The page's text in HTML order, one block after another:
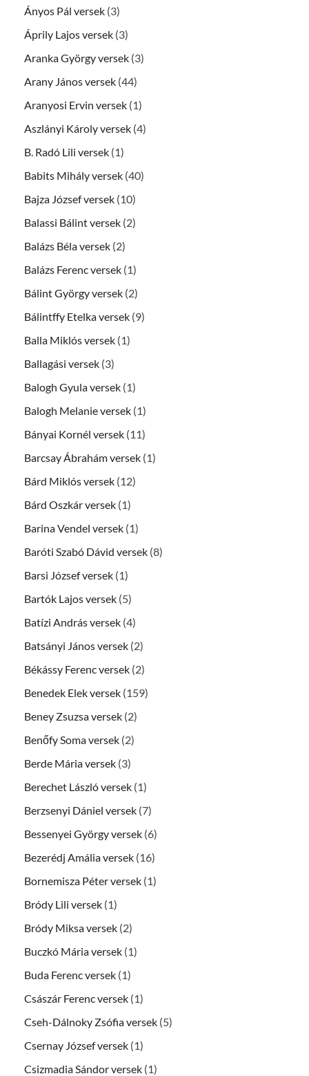
Ányos Pál versek (3)
Áprily Lajos versek (3)
Aranka György versek (3)
Arany János versek (44)
Aranyosi Ervin versek (1)
Aszlányi Károly versek (4)
B. Radó Lili versek (1)
Babits Mihály versek (40)
Bajza József versek (10)
Balassi Bálint versek (2)
Balázs Béla versek (2)
Balázs Ferenc versek (1)
Bálint György versek (2)
Bálintffy Etelka versek (9)
Balla Miklós versek (1)
Ballagási versek (3)
Balogh Gyula versek (1)
Balogh Melanie versek (1)
Bányai Kornél versek (11)
Barcsay Ábrahám versek (1)
Bárd Miklós versek (12)
Bárd Oszkár versek (1)
Barina Vendel versek (1)
Baróti Szabó Dávid versek (8)
Barsi József versek (1)
Bartók Lajos versek (5)
Batízi András versek (4)
Batsányi János versek (2)
Békássy Ferenc versek (2)
Benedek Elek versek (159)
Beney Zsuzsa versek (2)
Benőfy Soma versek (2)
Berde Mária versek (3)
Berechet László versek (1)
Berzsenyi Dániel versek (7)
Bessenyei György versek (6)
Bezerédj Amália versek (16)
Bornemisza Péter versek (1)
Bródy Lili versek (1)
Bródy Miksa versek (2)
Buczkó Mária versek (1)
Buda Ferenc versek (1)
Császár Ferenc versek (1)
Cseh-Dálnoky Zsófia versek (5)
Csernay József versek (1)
Csizmadia Sándor versek (1)